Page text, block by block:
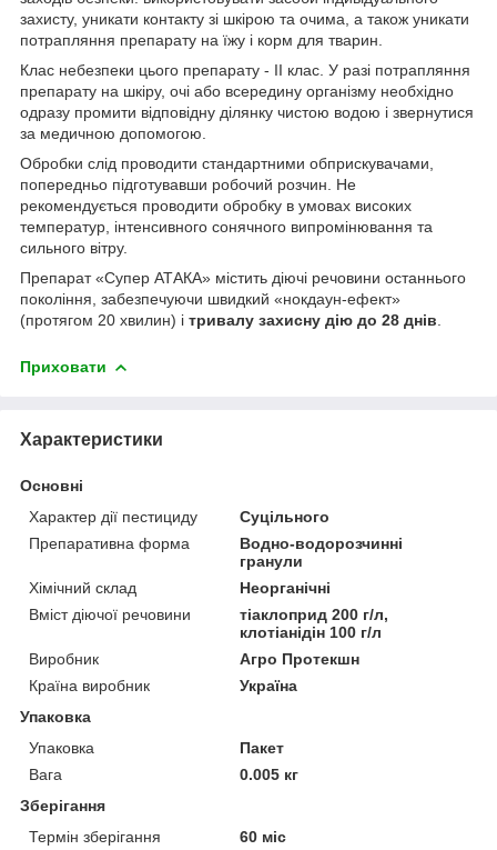
захисту, уникати контакту зі шкірою та очима, а також уникати
потрапляння препарату на їжу і корм для тварин.
Клас небезпеки цього препарату - II клас. У разі потрапляння
препарату на шкіру, очі або всередину організму необхідно
одразу промити відповідну ділянку чистою водою і звернутися
за медичною допомогою.
Обробки слід проводити стандартними обприскувачами,
попередньо підготувавши робочий розчин. Не
рекомендується проводити обробку в умовах високих
температур, інтенсивного сонячного випромінювання та
сильного вітру.
Препарат «Супер АТАКА» містить діючі речовини останнього
покоління, забезпечуючи швидкий «нокдаун-ефект»
(протягом 20 хвилин) і тривалу захисну дію до 28 днів
Приховати
Характеристики
Основні
Характер дії пестициду
Суцільного
Препаративна форма
Водно-водорозчинні
гранули
Хімічний склад
Неорганічні
Вміст діючої речовини
тіаклоприд 200 г/л,
клотіанідін 100 г/л
Виробник
Агро Протекшн
Країна виробник
Україна
Упаковка
Упаковка
Пакет
Вага
0.005 кг
Зберігання
Термін зберігання
60 міс